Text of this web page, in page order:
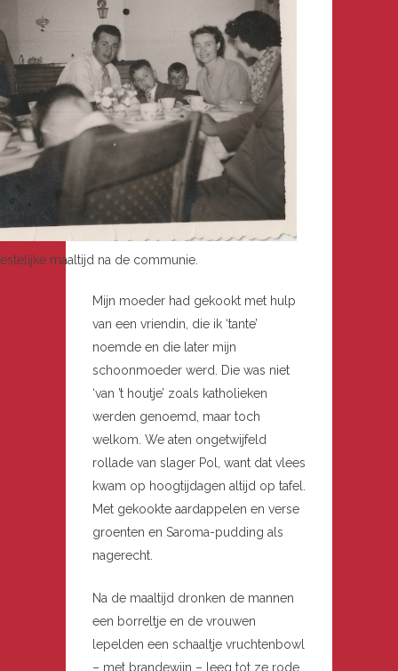
maaltijd na de communie.
Mijn moeder had gekookt met hulp
van een vriendin, die ik ‘tante’
noemde en die later mijn
schoonmoeder werd. Die was niet
‘van ’t houtje’ zoals katholieken
werden genoemd, maar toch
welkom. We aten ongetwijfeld
rollade van slager Pol, want dat vlees
kwam op hoogtijdagen altijd op tafel.
Met gekookte aardappelen en verse
groenten en Saroma-pudding als
nagerecht.
Na de maaltijd dronken de mannen
een borreltje en de vrouwen
lepelden een schaaltje vruchtenbowl
– met brandewijn – leeg tot ze rode